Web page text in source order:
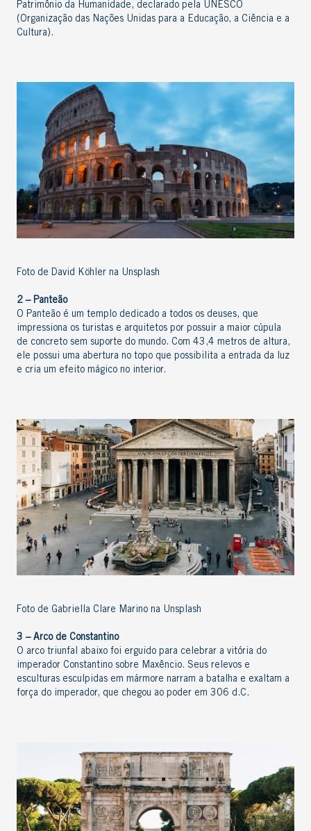
Patrimônio da Humanidade, declarado pela UNESCO
(Organização das Nações Unidas para a Educação, a Ciência e a
Cultura).
Foto de David Köhler na Unsplash
2 – Panteão
O Panteão é um templo dedicado a todos os deuses, que
impressiona os turistas e arquitetos por possuir a maior cúpula
de concreto sem suporte do mundo. Com 43,4 metros de altura,
ele possui uma abertura no topo que possibilita a entrada da luz
e cria um efeito mágico no interior.
Foto de Gabriella Clare Marino na Unsplash
3 – Arco de Constantino
O arco triunfal abaixo foi erguido para celebrar a vitória do
imperador Constantino sobre Maxêncio. Seus relevos e
esculturas esculpidas em mármore narram a batalha e exaltam a
força do imperador, que chegou ao poder em 306 d.C.